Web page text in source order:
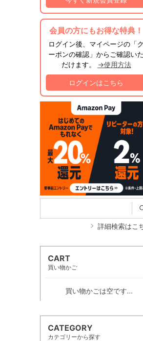
会員の方にもお得な特典！
ログイン後、マイページの「ク
ーポンの確認」からご確認いた
だけます。 →使用方法
ログインはこちら
詳細検索はこ
CART
買い物かご
買い物かごは空です...
CATEGORY
カテゴリーから探す